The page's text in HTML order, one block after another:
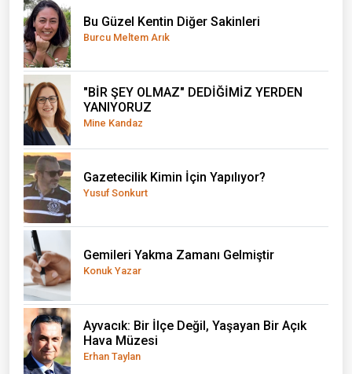
Bu Güzel Kentin Diğer Sakinleri
Burcu Meltem Arık
"BİR ŞEY OLMAZ" DEDİĞİMİZ YERDEN
YANIYORUZ
Mine Kandaz
Gazetecilik Kimin İçin Yapılıyor?
Yusuf Sonkurt
Gemileri Yakma Zamanı Gelmiştir
Konuk Yazar
Ayvacık: Bir İlçe Değil, Yaşayan Bir Açık
Hava Müzesi
Erhan Taylan